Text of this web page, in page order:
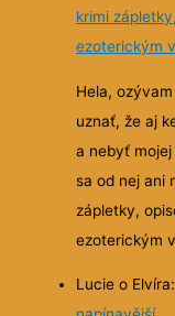
krimi
ezoterickým
Hela,
uznať, že aj
a nebyť
sa od nej ani
zápletky,
ezoterickým
Lucie o